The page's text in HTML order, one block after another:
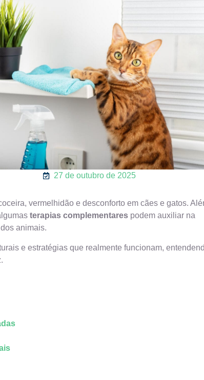
27 de outubro de 2025
vermelhidão e desconforto em cães e gatos.
terapias complementares podem auxiliar na
animais.
e estratégias que realmente funcionam,